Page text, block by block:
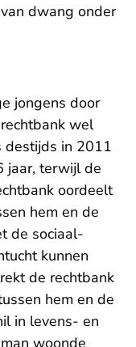
dwang onder
jongens door
wel
destijds in 2011
jaar, terwijl de
oordeelt
hem en de
de sociaal-
kunnen
de rechtbank
hem en de
in levens- en
woonde